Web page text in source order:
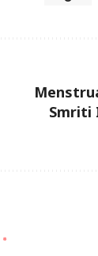
Smriti
*